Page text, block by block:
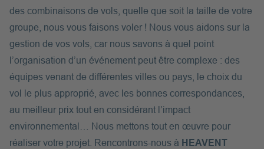
des combinaisons de vols, quelle que soit la taille de votre
groupe, nous vous faisons voler ! Nous vous aidons sur la
gestion de vos vols, car nous savons à quel point
l’organisation d’un événement peut être complexe : des
équipes venant de différentes villes ou pays, le choix du
vol le plus approprié, avec les bonnes correspondances,
au meilleur prix tout en considérant l’impact
environnemental… Nous mettons tout en œuvre pour
réaliser votre projet. Rencontrons-nous à HEAVENT